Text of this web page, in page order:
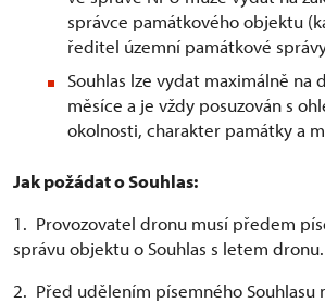
správce památkového objektu
ředitel územní památkové
Souhlas lze vydat maximálně na
měsíce a je vždy posuzován s
okolnosti, charakter památky a
Jak požádat o Souhlas:
1. Provozovatel dronu musí předem
správu objektu o Souhlas s letem dronu.
2. Před udělením písemného Souhlasu